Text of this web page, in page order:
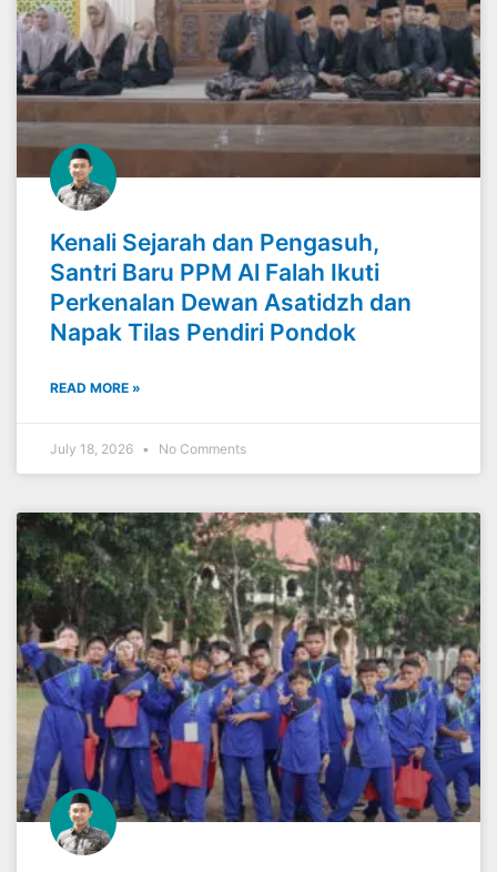
Kenali Sejarah dan Pengasuh,
Santri Baru PPM Al Falah Ikuti
Perkenalan Dewan Asatidzh dan
Napak Tilas Pendiri Pondok
READ MORE »
July 18, 2026 No Comments